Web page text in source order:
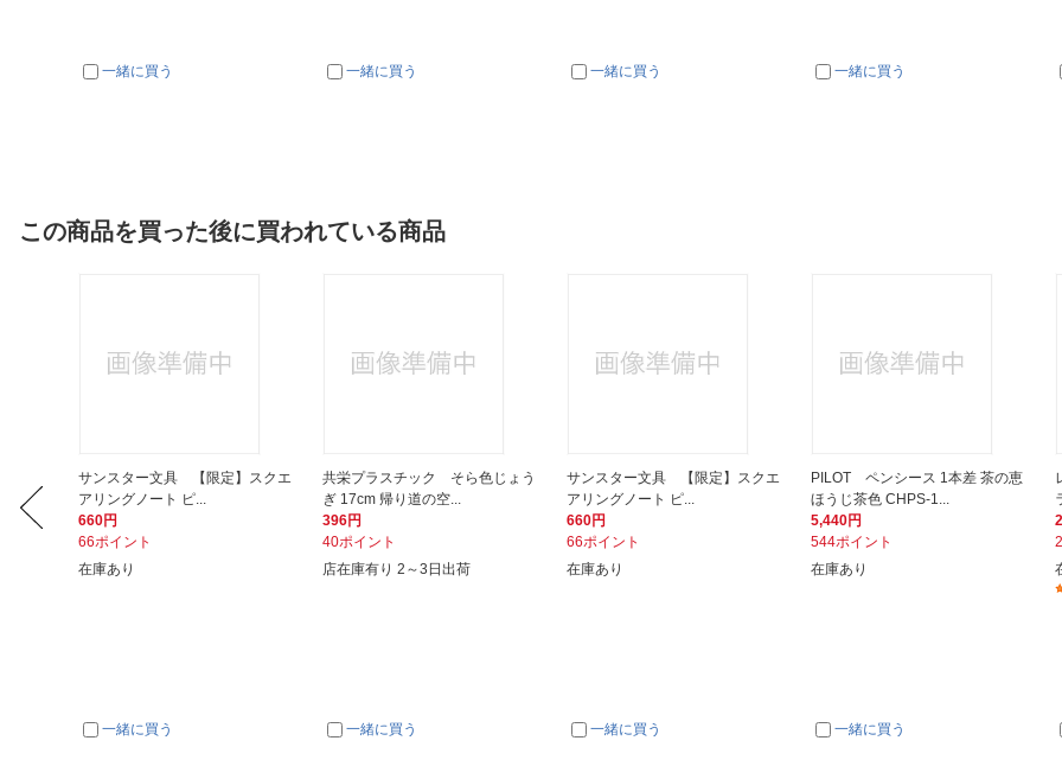
一緒に買う 一緒に買う 一緒に買う 一緒に買う
この商品を買った後に買われている商品
サンスター文具 【限定】スクエ
アリングノート ピ...
660円
66ポイント
在庫あり
一緒に買う
共栄プラスチック そら色じょう
ぎ 17cm 帰り道の空...
396円
40ポイント
店在庫有り 2～3日出荷
一緒に買う
サンスター文具 【限定】スクエ
アリングノート ピ...
660円
66ポイント
在庫あり
一緒に買う
PILOT ペンシース 1本差 茶の恵
ほうじ茶色 CHPS-1...
5,440円
544ポイント
在庫あり
一緒に買う